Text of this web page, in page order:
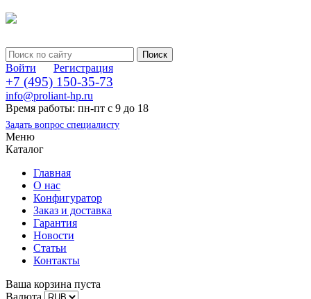
Войти Регистрация
+7 (495) 150-35-73
info@proliant-hp.ru
Время работы: пн-пт с 9 до 18
Задать вопрос специалисту
Меню
Каталог
Главная
О нас
Конфигуратор
Заказ и доставка
Гарантия
Новости
Статьи
Контакты
Ваша корзина пуста
Валюта